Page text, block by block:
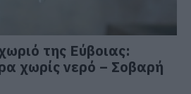
της Εύβοιας:
χωρίς νερό – Σοβαρή